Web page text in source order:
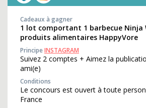
Cadeaux à gagner
1 lot comportant 1 barbecue Ninja
produits alimentaires HappyVore
PrincipeINSTAGRAM
Suivez 2 comptes + Aimez la
ami(e)
Conditions
Le concours est ouvert à toute
France